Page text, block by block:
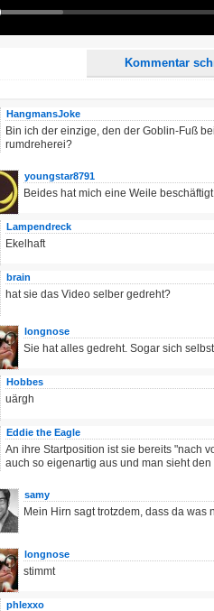
Kommentar
Ich möchte eine E-Mail, wenn auf dieser Seite
HangmansJoke
Bin ich der einzige, den der Goblin-Fuß
rumdreherei?
youngstar8791
Beides hat mich eine Weile beschäftigt
Lampendreck
Ekelhaft
brain
hat sie das Video selber gedreht?
longnose
Sie hat alles gedreht. Sogar sich
Hobbes
uärgh
Eddie the Eagle
An ihre Startposition ist sie bereits "nach
auch so eigenartig aus und man sieht
samy
Mein Hirn sagt trotzdem, dass da was
longnose
stimmt
phlexxo